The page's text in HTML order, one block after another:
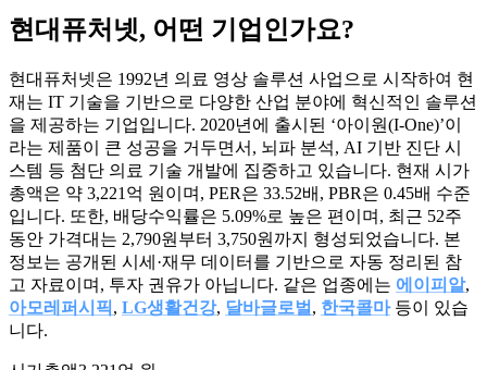
현대퓨처넷, 어떤 기업인가요?
현대퓨처넷은 1992년 의료 영상 솔루션 사업으로 시작하여 현
재는 IT 기술을 기반으로 다양한 산업 분야에 혁신적인 솔루션
을 제공하는 기업입니다. 2020년에 출시된 ‘아이원(I-One)’이
라는 제품이 큰 성공을 거두면서, 뇌파 분석, AI 기반 진단 시
스템 등 첨단 의료 기술 개발에 집중하고 있습니다. 현재 시가
총액은 약 3,221억 원이며, PER은 33.52배, PBR은 0.45배 수준
입니다. 또한, 배당수익률은 5.09%로 높은 편이며, 최근 52주
동안 가격대는 2,790원부터 3,750원까지 형성되었습니다. 본
정보는 공개된 시세·재무 데이터를 기반으로 자동 정리된 참
고 자료이며, 투자 권유가 아닙니다. 같은 업종에는 에이피알,
아모레퍼시픽 , LG생활건강, 달바글로벌 , 한국콜마등이 있습
니다.